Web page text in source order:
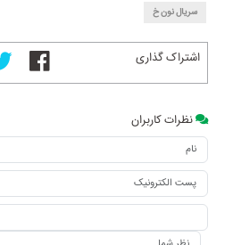
سریال نون خ
اشتراک گذاری
نظرات کاربران